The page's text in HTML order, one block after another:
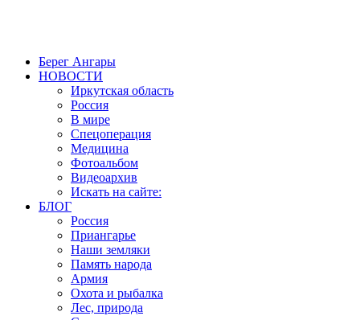
Берег Ангары
НОВОСТИ
Иркутская область
Россия
В мире
Спецоперация
Медицина
Фотоальбом
Видеоархив
Искать на сайте:
БЛОГ
Россия
Приангарье
Наши земляки
Память народа
Армия
Охота и рыбалка
Лес, природа